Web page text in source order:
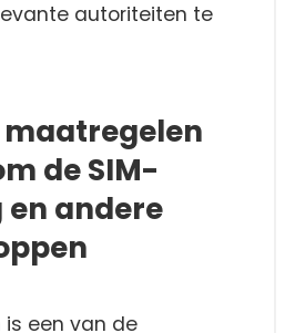
autoriteiten te
de SIM-
andere
is een van de